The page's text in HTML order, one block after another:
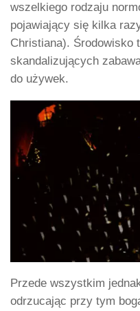
wszelkiego rodzaju
pojawiający się kilka
Christiana). Środowisko
skandalizujących
do używek.
Przede wszystkim
odrzucając przy tym